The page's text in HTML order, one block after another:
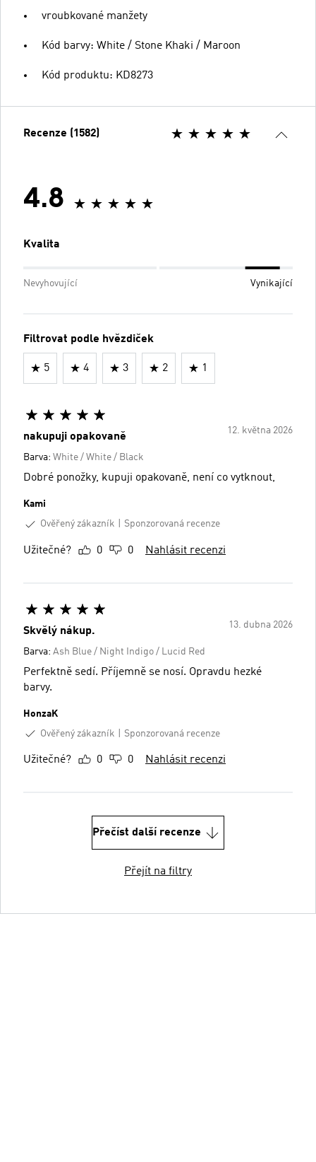
vroubkované manžety
Kód barvy: White / Stone Khaki / Maroon
Kód produktu: KD8273
Recenze (1582)
4.8
Kvalita
Nevyhovující Vynikající
Filtrovat podle hvězdiček
5 4 3 2 1
12. května 2026
nakupuji opakovaně
Barva: White / White / Black
Dobré ponožky, kupuji opakovaně, není co vytknout,
Kami
Ověřený zákazník
Sponzorovaná recenze
Užitečné? 0 0 Nahlásit recenzi
13. dubna 2026
Skvělý nákup.
Barva: Ash Blue / Night Indigo / Lucid Red
Perfektně sedí. Příjemně se nosí. Opravdu hezké
barvy.
HonzaK
Ověřený zákazník
Sponzorovaná recenze
Užitečné? 0 0 Nahlásit recenzi
Přečíst další recenze
Přejít na filtry